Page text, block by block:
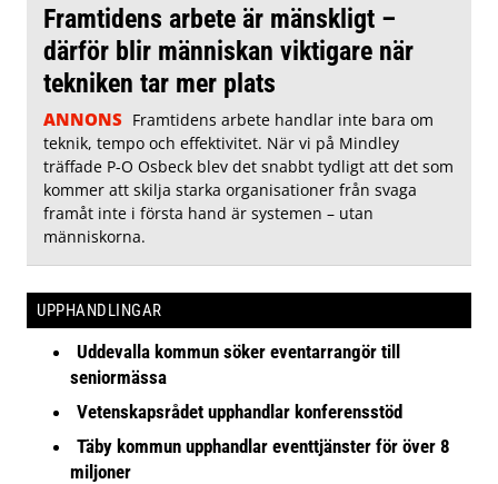
Framtidens arbete är mänskligt –
därför blir människan viktigare när
tekniken tar mer plats
ANNONS Framtidens arbete handlar inte bara om
teknik, tempo och effektivitet. När vi på Mindley
träffade P-O Osbeck blev det snabbt tydligt att det som
kommer att skilja starka organisationer från svaga
framåt inte i första hand är systemen – utan
människorna.
UPPHANDLINGAR
Uddevalla kommun söker eventarrangör till
seniormässa
Vetenskapsrådet upphandlar konferensstöd
Täby kommun upphandlar eventtjänster för över 8
miljoner